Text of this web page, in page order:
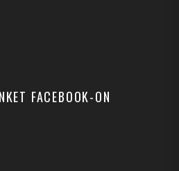
FACEBOOK-ON